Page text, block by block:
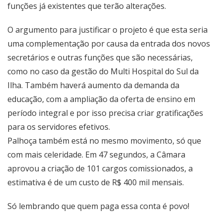
funções já existentes que terão alterações.
O argumento para justificar o projeto é que esta seria
uma complementação por causa da entrada dos novos
secretários e outras funções que são necessárias,
como no caso da gestão do Multi Hospital do Sul da
Ilha. Também haverá aumento da demanda da
educação, com a ampliação da oferta de ensino em
período integral e por isso precisa criar gratificações
para os servidores efetivos.
Palhoça também está no mesmo movimento, só que
com mais celeridade. Em 47 segundos, a Câmara
aprovou a criação de 101 cargos comissionados, a
estimativa é de um custo de R$ 400 mil mensais.
Só lembrando que quem paga essa conta é povo!